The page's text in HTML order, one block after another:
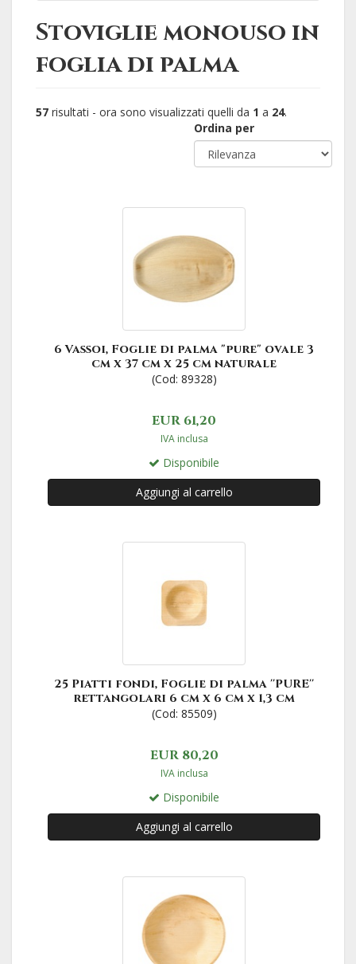
Stoviglie monouso in
foglia di palma
57 risultati - ora sono visualizzati quelli da 1 a 24.
Ordina per
6 Vassoi, Foglie di palma "pure" ovale 3
cm x 37 cm x 25 cm naturale
(Cod: 89328)
EUR 61,20
IVA inclusa
Disponibile
Aggiungi al carrello
25 Piatti fondi, Foglie di palma ''PURE''
rettangolari 6 cm x 6 cm x 1,3 cm
(Cod: 85509)
EUR 80,20
IVA inclusa
Disponibile
Aggiungi al carrello